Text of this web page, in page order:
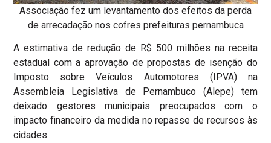
Associação fez um levantamento dos efeitos da perda
de arrecadação nos cofres prefeituras pernambuca
A estimativa de redução de R$ 500 milhões na receita
estadual com a aprovação de propostas de isenção do
Imposto sobre Veículos Automotores (IPVA) na
Assembleia Legislativa de Pernambuco (Alepe) tem
deixado gestores municipais preocupados com o
impacto financeiro da medida no repasse de recursos às
cidades.